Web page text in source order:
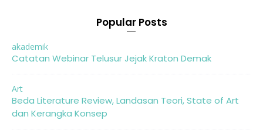
Popular Posts
akademik
Catatan Webinar Telusur Jejak Kraton Demak
Art
Beda Literature Review, Landasan Teori, State of Art
dan Kerangka Konsep